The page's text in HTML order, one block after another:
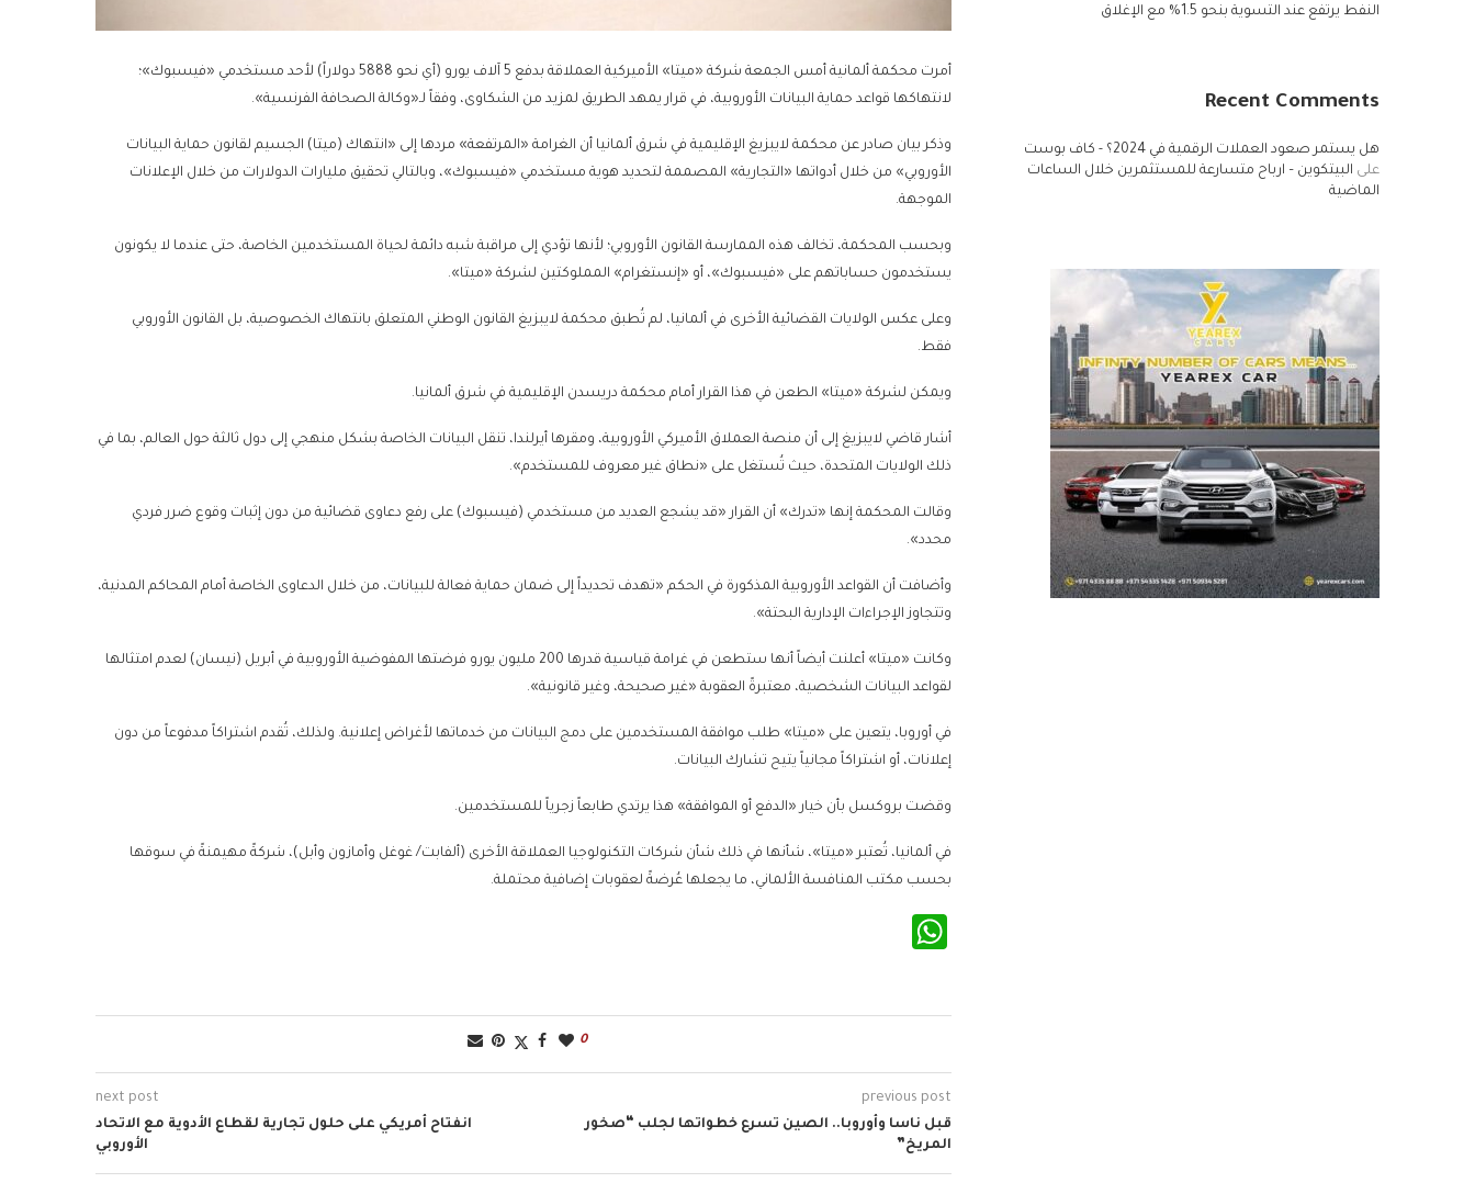
أمرت محكمة ألمانية أمس الجمعة شركة «ميتا» الأميركية العملاقة بدفع 5 آلاف يورو (أي نحو 5888 دولاراً) لأحد مستخدمي «فيسبوك»؛
لانتهاكها قواعد حماية البيانات الأوروبية، في قرار يمهد الطريق لمزيد من الشكاوى، وفقاً لـ«وكالة الصحافة الفرنسية».
وذكر بيان صادر عن محكمة لايبزيغ الإقليمية في شرق ألمانيا أن الغرامة «المرتفعة» مردها إلى «انتهاك (ميتا) الجسيم لقانون حماية البيانات
الأوروبي» من خلال أدواتها «التجارية» المصممة لتحديد هوية مستخدمي «فيسبوك»، وبالتالي تحقيق مليارات الدولارات من خلال الإعلانات
الموجهة.
وبحسب المحكمة، تخالف هذه الممارسة القانون الأوروبي؛ لأنها تؤدي إلى مراقبة شبه دائمة لحياة المستخدمين الخاصة، حتى عندما لا يكونون
يستخدمون حساباتهم على «فيسبوك»، أو «إنستغرام» المملوكتين لشركة «ميتا».
وعلى عكس الولايات القضائية الأخرى في ألمانيا، لم تُطبق محكمة لايبزيغ القانون الوطني المتعلق بانتهاك الخصوصية، بل القانون الأوروبي
فقط.
ويمكن لشركة «ميتا» الطعن في هذا القرار أمام محكمة دريسدن الإقليمية في شرق ألمانيا.
أشار قاضي لايبزيغ إلى أن منصة العملاق الأميركي الأوروبية، ومقرها أيرلندا، تنقل البيانات الخاصة بشكل منهجي إلى دول ثالثة حول العالم، بما في
ذلك الولايات المتحدة، حيث تُستغل على «نطاق غير معروف للمستخدم».
وقالت المحكمة إنها «تدرك» أن القرار «قد يشجع العديد من مستخدمي (فيسبوك) على رفع دعاوى قضائية من دون إثبات وقوع ضرر فردي
محدد».
وأضافت أن القواعد الأوروبية المذكورة في الحكم «تهدف تحديداً إلى ضمان حماية فعالة للبيانات، من خلال الدعاوى الخاصة أمام المحاكم المدنية،
وتتجاوز الإجراءات الإدارية البحتة».
وكانت «ميتا» أعلنت أيضاً أنها ستطعن في غرامة قياسية قدرها 200 مليون يورو فرضتها المفوضية الأوروبية في أبريل (نيسان) لعدم امتثالها
لقواعد البيانات الشخصية، معتبرةً العقوبة «غير صحيحة، وغير قانونية».
في أوروبا، يتعين على «ميتا» طلب موافقة المستخدمين على دمج البيانات من خدماتها لأغراض إعلانية. ولذلك، تُقدم اشتراكاً مدفوعاً من دون
إعلانات، أو اشتراكاً مجانياً يتيح تشارك البيانات.
وقضت بروكسل بأن خيار «الدفع أو الموافقة» هذا يرتدي طابعاً زجرياً للمستخدمين.
في ألمانيا، تُعتبر «ميتا»، شأنها في ذلك شأن شركات التكنولوجيا العملاقة الأخرى (ألفابت/ غوغل وأمازون وأبل)، شركةً مهيمنةً في سوقها
بحسب مكتب المنافسة الألماني، ما يجعلها عُرضةً لعقوبات إضافية محتملة.
0
previous post
قبل ناسا وأوروبا.. الصين تسرع خطواتها لجلب “صخور
المريخ”
next post
انفتاح أمريكي على حلول تجارية لقطاع الأدوية مع الاتحاد
الأوروبي
النفط يرتفع عند التسوية بنحو 1.5% مع الإغلاق
Recent Comments
هل يستمر صعود العملات الرقمية في 2024؟ - كاف بوست
على البيتكوين – ارباح متسارعة للمستثمرين خلال الساعات
الماضية